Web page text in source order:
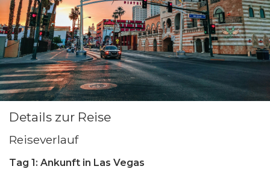
Details zur Reise
Reiseverlauf
Tag 1: Ankunft in Las Vegas